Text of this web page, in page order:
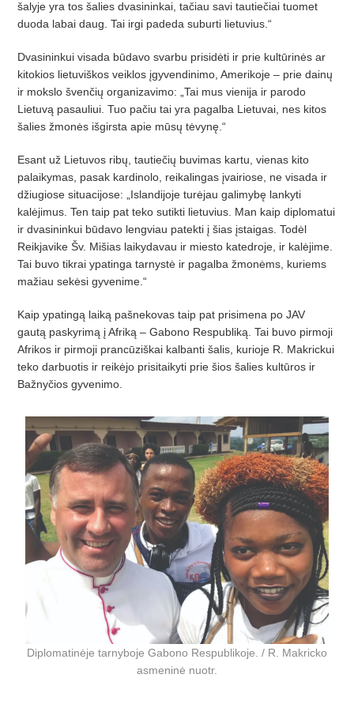
šalyje yra tos šalies dvasininkai, tačiau savi tautiečiai tuomet
duoda labai daug. Tai irgi padeda suburti lietuvius.“
Dvasininkui visada būdavo svarbu prisidėti ir prie kultūrinės ar
kitokios lietuviškos veiklos įgyvendinimo, Amerikoje – prie dainų
ir mokslo švenčių organizavimo: „Tai mus vienija ir parodo
Lietuvą pasauliui. Tuo pačiu tai yra pagalba Lietuvai, nes kitos
šalies žmonės išgirsta apie mūsų tėvynę.“
Esant už Lietuvos ribų, tautiečių buvimas kartu, vienas kito
palaikymas, pasak kardinolo, reikalingas įvairiose, ne visada ir
džiugiose situacijose: „Islandijoje turėjau galimybę lankyti
kalėjimus. Ten taip pat teko sutikti lietuvius. Man kaip diplomatui
ir dvasininkui būdavo lengviau patekti į šias įstaigas. Todėl
Reikjavike Šv. Mišias laikydavau ir miesto katedroje, ir kalėjime.
Tai buvo tikrai ypatinga tarnystė ir pagalba žmonėms, kuriems
mažiau sekėsi gyvenime.“
Kaip ypatingą laiką pašnekovas taip pat prisimena po JAV
gautą paskyrimą į Afriką – Gabono Respubliką. Tai buvo pirmoji
Afrikos ir pirmoji prancūziškai kalbanti šalis, kurioje R. Makrickui
teko darbuotis ir reikėjo prisitaikyti prie šios šalies kultūros ir
Bažnyčios gyvenimo.
Diplomatinėje tarnyboje Gabono Respublikoje. / R. Makricko
asmeninė nuotr.